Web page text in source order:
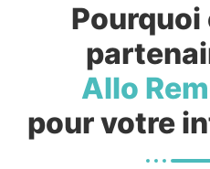
Allo
pour votre